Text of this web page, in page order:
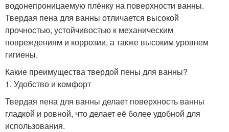
водонепроницаемую плёнку на поверхности ванны.
Твердая пена для ванны отличается высокой
прочностью, устойчивостью к механическим
повреждениям и коррозии, а также высоким уровнем
гигиены.
Какие преимущества твердой пены для ванны?
1. Удобство и комфорт
Твердая пена для ванны делает поверхность ванны
гладкой и ровной, что делает её более удобной для
использования.